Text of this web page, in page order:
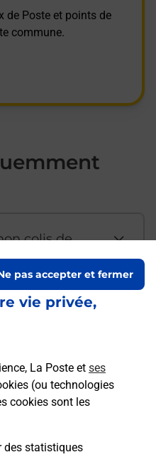
vie privée,
La Poste et ses
(ou technologies
cookies sont les
des statistiques
pas accepter et fermer
de Poste et points de
commune.
colis de
un
depuis un
une
?